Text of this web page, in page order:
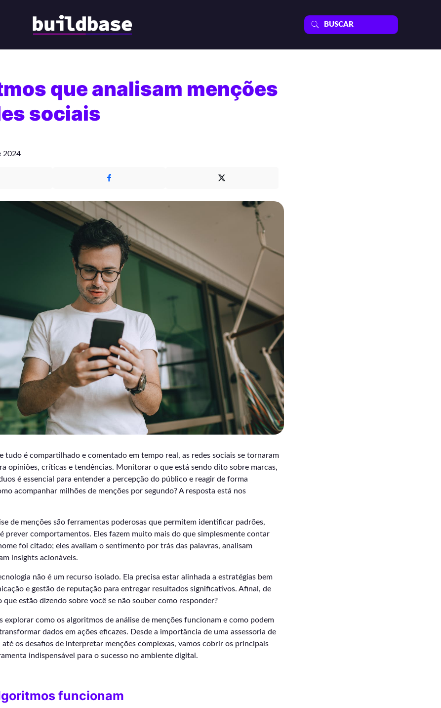
que analisam menções
sociais
2024
tudo é compartilhado e comentado em tempo real, as redes sociais se tornaram
opiniões, críticas e tendências. Monitorar o que está sendo dito sobre marcas,
é essencial para entender a percepção do público e reagir de forma
acompanhar milhões de menções por segundo? A resposta está nos
de menções são ferramentas poderosas que permitem identificar padrões,
prever comportamentos. Eles fazem muito mais do que simplesmente contar
foi citado; eles avaliam o sentimento por trás das palavras, analisam
insights acionáveis.
não é um recurso isolado. Ela precisa estar alinhada a estratégias bem
e gestão de reputação para entregar resultados significativos. Afinal, de
que estão dizendo sobre você se não souber como responder?
explorar como os algoritmos de análise de menções funcionam e como podem
dados em ações eficazes. Desde a importância de uma assessoria de
até os desafios de interpretar menções complexas, vamos cobrir os principais
indispensável para o sucesso no ambiente digital.
funcionam